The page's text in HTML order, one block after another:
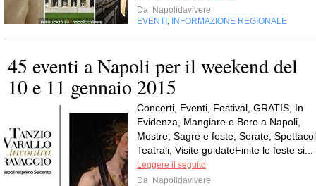
Da Napolidavivere
EVENTI
INFORMAZIONE REGIONALE
45 eventi a Napoli per il weekend del
10 e 11 gennaio 2015
Concerti, Eventi, Festival, GRATIS, In
Evidenza, Mangiare e Bere a Napoli,
Mostre, Sagre e feste, Serate,
Teatrali, Visite guidateFinite le feste si...
Leggere il seguito
Da Napolidavivere